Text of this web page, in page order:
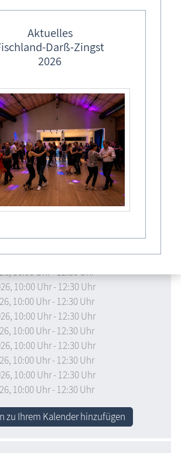
Ostseebad Ahrenshoop
, 10:00Uhr- 12:30Uhr
, 10:00Uhr - 12:30Uhr
, 10:00Uhr - 12:30Uhr
, 10:00Uhr- 12:30Uhr
, 10:00Uhr- 12:30Uhr
, 10:00Uhr- 12:30Uhr
, 10:00Uhr- 12:30Uhr
, 10:00Uhr- 12:30Uhr
, 10:00Uhr- 12:30Uhr
, 10:00Uhr- 12:30Uhr
, 10:00Uhr- 12:30Uhr
, 10:00Uhr- 12:30Uhr
, 10:00Uhr- 12:30Uhr
, 10:00Uhr- 12:30Uhr
, 10:00Uhr- 12:30Uhr
zu Ihrem Kalender hinzufügen
Aktuelles
Darß-Zingst
2026